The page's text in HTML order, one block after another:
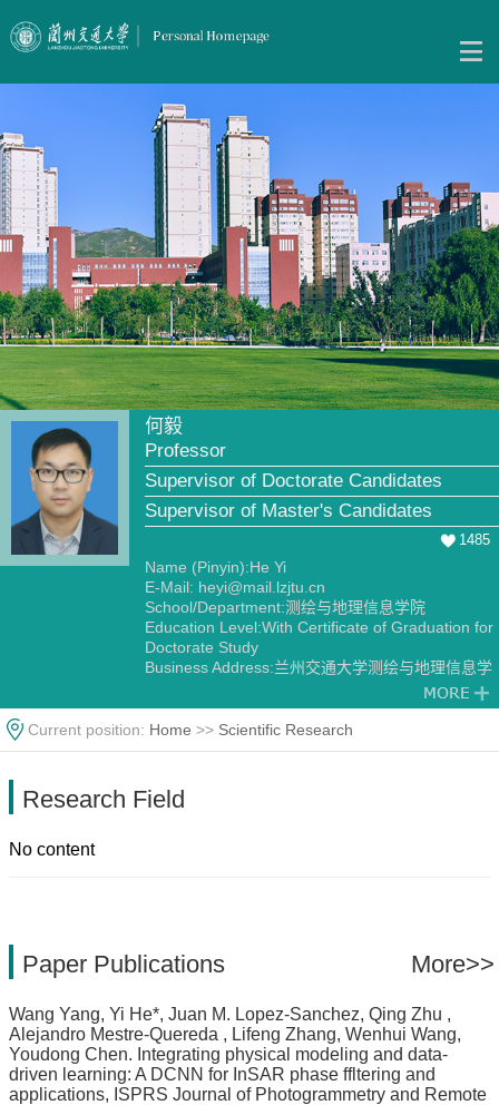
何毅
Professor
Supervisor of Doctorate Candidates
Supervisor of Master's Candidates
1485
Name (Pinyin):He Yi
E-Mail: heyi@mail.lzjtu.cn
School/Department:测绘与地理信息学院
Education Level:With Certificate of Graduation for
Doctorate Study
Business Address:兰州交通大学测绘与地理信息学
Gender:Male
Contact Information:13919155269，邮箱：
heyi@mail.lzjtu.cn
Status:Employed
Alma Mater:兰州大学
Current position: Home >> Scientific Research
Research Field
No content
Paper Publications More>>
Wang Yang, Yi He*, Juan M. Lopez-Sanchez, Qing Zhu ,
Alejandro Mestre-Quereda , Lifeng Zhang, Wenhui Wang,
Youdong Chen. Integrating physical modeling and data-
driven learning: A DCNN for InSAR phase ffltering and
applications, ISPRS Journal of Photogrammetry and Remote